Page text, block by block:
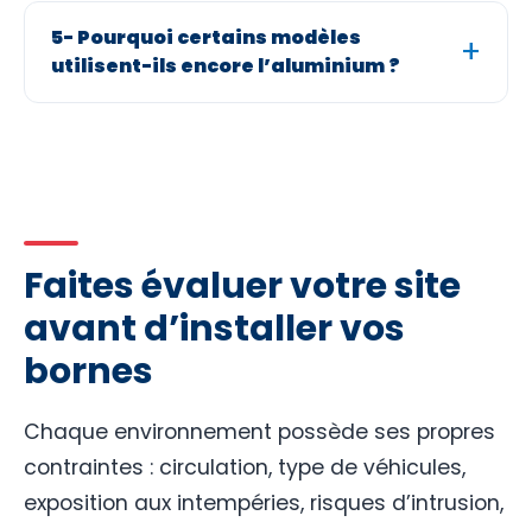
5- Pourquoi certains modèles
utilisent-ils encore l’aluminium ?
Faites évaluer votre site
avant d’installer vos
bornes
Chaque environnement possède ses propres
contraintes : circulation, type de véhicules,
exposition aux intempéries, risques d’intrusion,